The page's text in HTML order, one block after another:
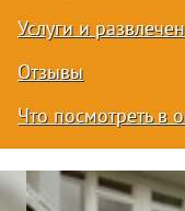
Услуги и
Отзывы
Что посмотреть в